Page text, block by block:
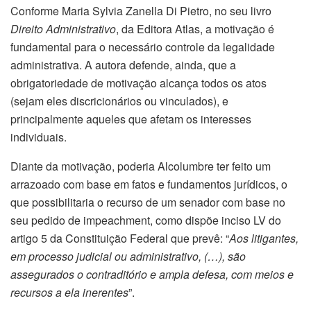
Conforme Maria Sylvia Zanella Di Pietro, no seu livro
Direito Administrativo, da Editora Atlas, a motivação é
fundamental para o necessário controle da legalidade
administrativa. A autora defende, ainda, que a
obrigatoriedade de motivação alcança todos os atos
(sejam eles discricionários ou vinculados), e
principalmente aqueles que afetam os interesses
individuais.
Diante da motivação, poderia Alcolumbre ter feito um
arrazoado com base em fatos e fundamentos jurídicos, o
que possibilitaria o recurso de um senador com base no
seu pedido de impeachment, como dispõe inciso LV do
artigo 5 da Constituição Federal que prevê: “Aos litigantes,
em processo judicial ou administrativo, (…), são
assegurados o contraditório e ampla defesa, com meios e
recursos a ela inerentes”.